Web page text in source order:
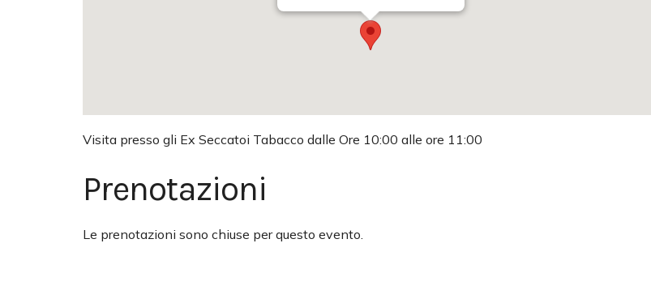
Visita presso gli Ex Seccatoi Tabacco dalle Ore 10:00 alle ore 11:00
Prenotazioni
Le prenotazioni sono chiuse per questo evento.